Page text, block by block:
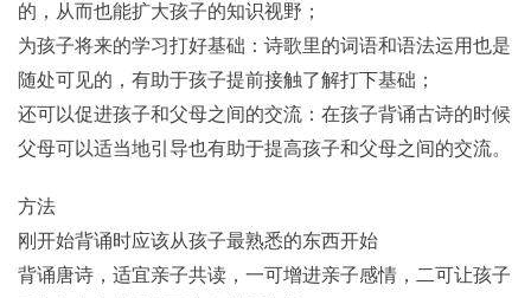
的，从而也能扩大孩子的知识视野；
为孩子将来的学习打好基础：诗歌里的词语和语法运用也是
随处可见的，有助于孩子提前接触了解打下基础；
还可以促进孩子和父母之间的交流：在孩子背诵古诗的时候
父母可以适当地引导也有助于提高孩子和父母之间的交流。
方法
刚开始背诵时应该从孩子最熟悉的东西开始
背诵唐诗，适宜亲子共读，一可增进亲子感情，二可让孩子